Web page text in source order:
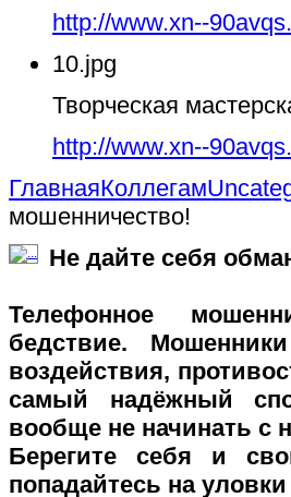
http://www.xn--
10.jpg
Творческая
http://www.xn--
ГлавнаяКоллегам
мошенничество!
Не дайте себя
Телефонное
бедствие.
воздействия,
самый надёжный
вообще не начинать с
Берегите себя и
попадайтесь на